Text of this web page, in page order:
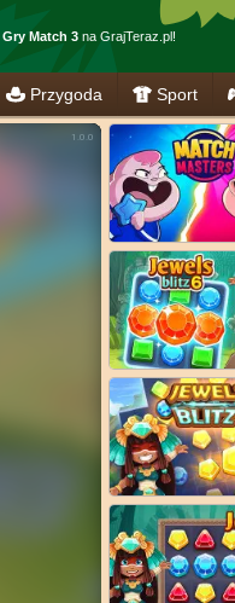
Gry Match 3 na GrajTeraz.pl!
Przygoda Sport